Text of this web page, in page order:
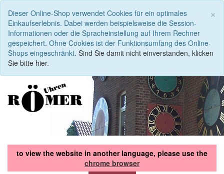
×
Dieser Online-Shop verwendet Cookies für ein optimales
Einkaufserlebnis. Dabei werden beispielsweise die Session-
Informationen oder die Spracheinstellung auf Ihrem Rechner
gespeichert. Ohne Cookies ist der Funktionsumfang des Online-
Shops eingeschränkt. Sind Sie damit nicht einverstanden, klicken
Sie bitte hier.
to view the website in another language, please use the
chrome browser